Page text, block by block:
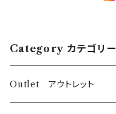
Category カテゴリー
Outlet アウトレット